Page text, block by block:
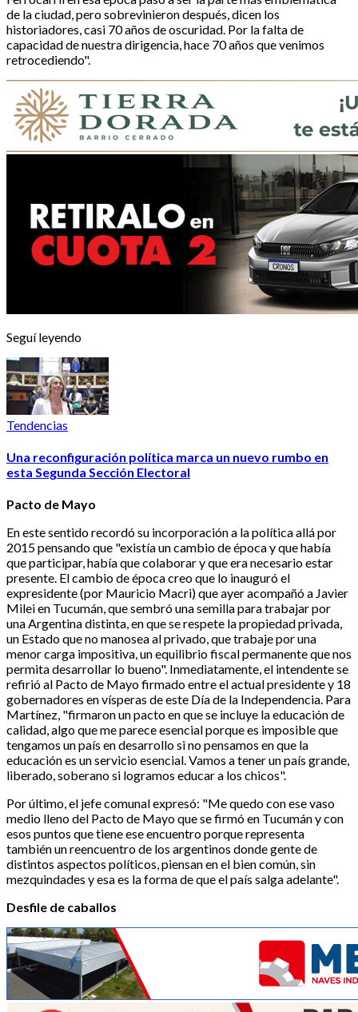
de la ciudad, pero sobrevinieron después, dicen los
historiadores, casi 70 años de oscuridad. Por la falta de
capacidad de nuestra dirigencia, hace 70 años que venimos
retrocediendo".
Seguí leyendo
Tendencias
Una reconfiguración política marca un nuevo rumbo en
esta Segunda Sección Electoral
Pacto de Mayo
En este sentido recordó su incorporación a la política allá por
2015 pensando que "existía un cambio de época y que había
que participar, había que colaborar y que era necesario estar
presente. El cambio de época creo que lo inauguró el
expresidente (por Mauricio Macri) que ayer acompañó a Javier
Milei en Tucumán, que sembró una semilla para trabajar por
una Argentina distinta, en que se respete la propiedad privada,
un Estado que no manosea al privado, que trabaje por una
menor carga impositiva, un equilibrio fiscal permanente que nos
permita desarrollar lo bueno". Inmediatamente, el intendente se
refirió al Pacto de Mayo firmado entre el actual presidente y 18
gobernadores en vísperas de este Día de la Independencia. Para
Martínez, "firmaron un pacto en que se incluye la educación de
calidad, algo que me parece esencial porque es imposible que
tengamos un país en desarrollo si no pensamos en que la
educación es un servicio esencial. Vamos a tener un país grande,
liberado, soberano si logramos educar a los chicos".
Por último, el jefe comunal expresó: "Me quedo con ese vaso
medio lleno del Pacto de Mayo que se firmó en Tucumán y con
esos puntos que tiene ese encuentro porque representa
también un reencuentro de los argentinos donde gente de
distintos aspectos políticos, piensan en el bien común, sin
mezquindades y esa es la forma de que el país salga adelante".
Desfile de caballos